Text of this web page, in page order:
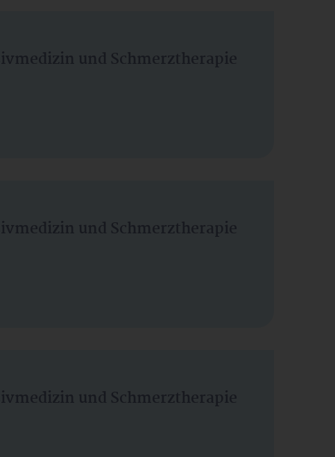
und Schmerztherapie
und Schmerztherapie
und Schmerztherapie